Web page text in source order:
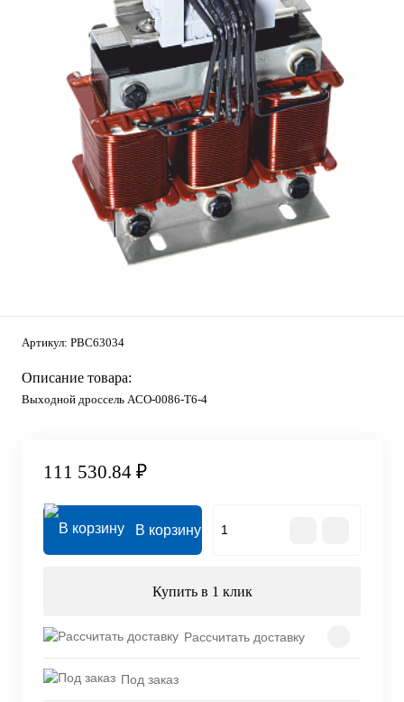
Артикул: PBC63034
Описание товара:
Выходной дроссель ACO-0086-T6-4
111 530.84 ₽
В корзину
Купить в 1 клик
Рассчитать доставку
Под заказ